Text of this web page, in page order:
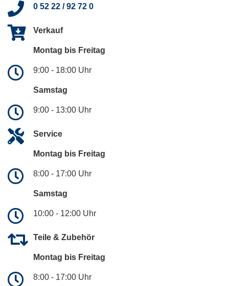
0 52 22 / 92 72 0
Verkauf
Montag bis Freitag
9:00 - 18:00 Uhr
Samstag
9:00 - 13:00 Uhr
Service
Montag bis Freitag
8:00 - 17:00 Uhr
Samstag
10:00 - 12:00 Uhr
Teile & Zubehör
Montag bis Freitag
8:00 - 17:00 Uhr